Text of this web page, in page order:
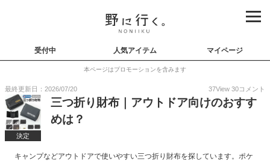
受付中 人気アイテム マイページ
本ページはプロモーションを含みます
最終更新日：2026/07/20 37View 30コメント
決定
三つ折り財布｜アウトドア向けのおすす
めは？
キャンプなどアウトドアで使いやすい三つ折り財布を探しています。ポケ